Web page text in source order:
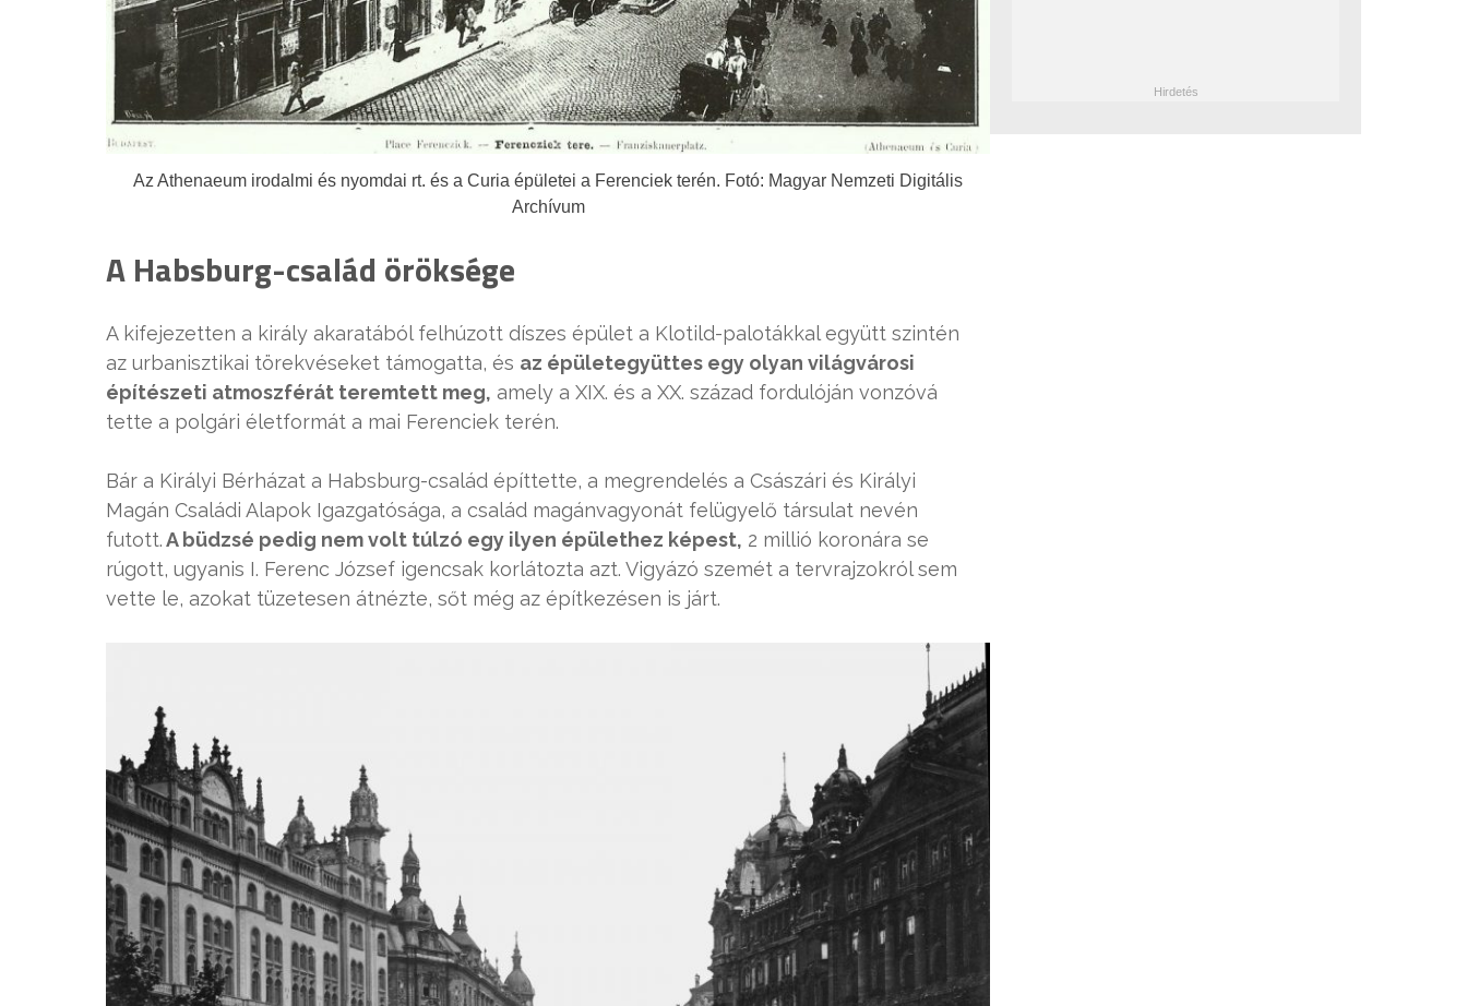
Az Athenaeum irodalmi és nyomdai rt. és a Curia épületei a Ferenciek terén. Fotó: Magyar Nemzeti Digitális
Archívum
A Habsburg-család öröksége
A kifejezetten a király akaratából felhúzott díszes épület a Klotild-palotákkal együtt szintén
az urbanisztikai törekvéseket támogatta, és az épületegyüttes egy olyan világvárosi
építészeti atmoszférát teremtett meg, amely a XIX. és a XX. század fordulóján vonzóvá
tette a polgári életformát a mai Ferenciek terén.
Bár a Királyi Bérházat a Habsburg-család építtette, a megrendelés a Császári és Királyi
Magán Családi Alapok Igazgatósága, a család magánvagyonát felügyelő társulat nevén
futott.A büdzsé pedig nem volt túlzó egy ilyen épülethez képest, 2 millió koronára se
rúgott, ugyanis I. Ferenc József igencsak korlátozta azt. Vigyázó szemét a tervrajzokról sem
vette le, azokat tüzetesen átnézte, sőt még az építkezésen is járt.